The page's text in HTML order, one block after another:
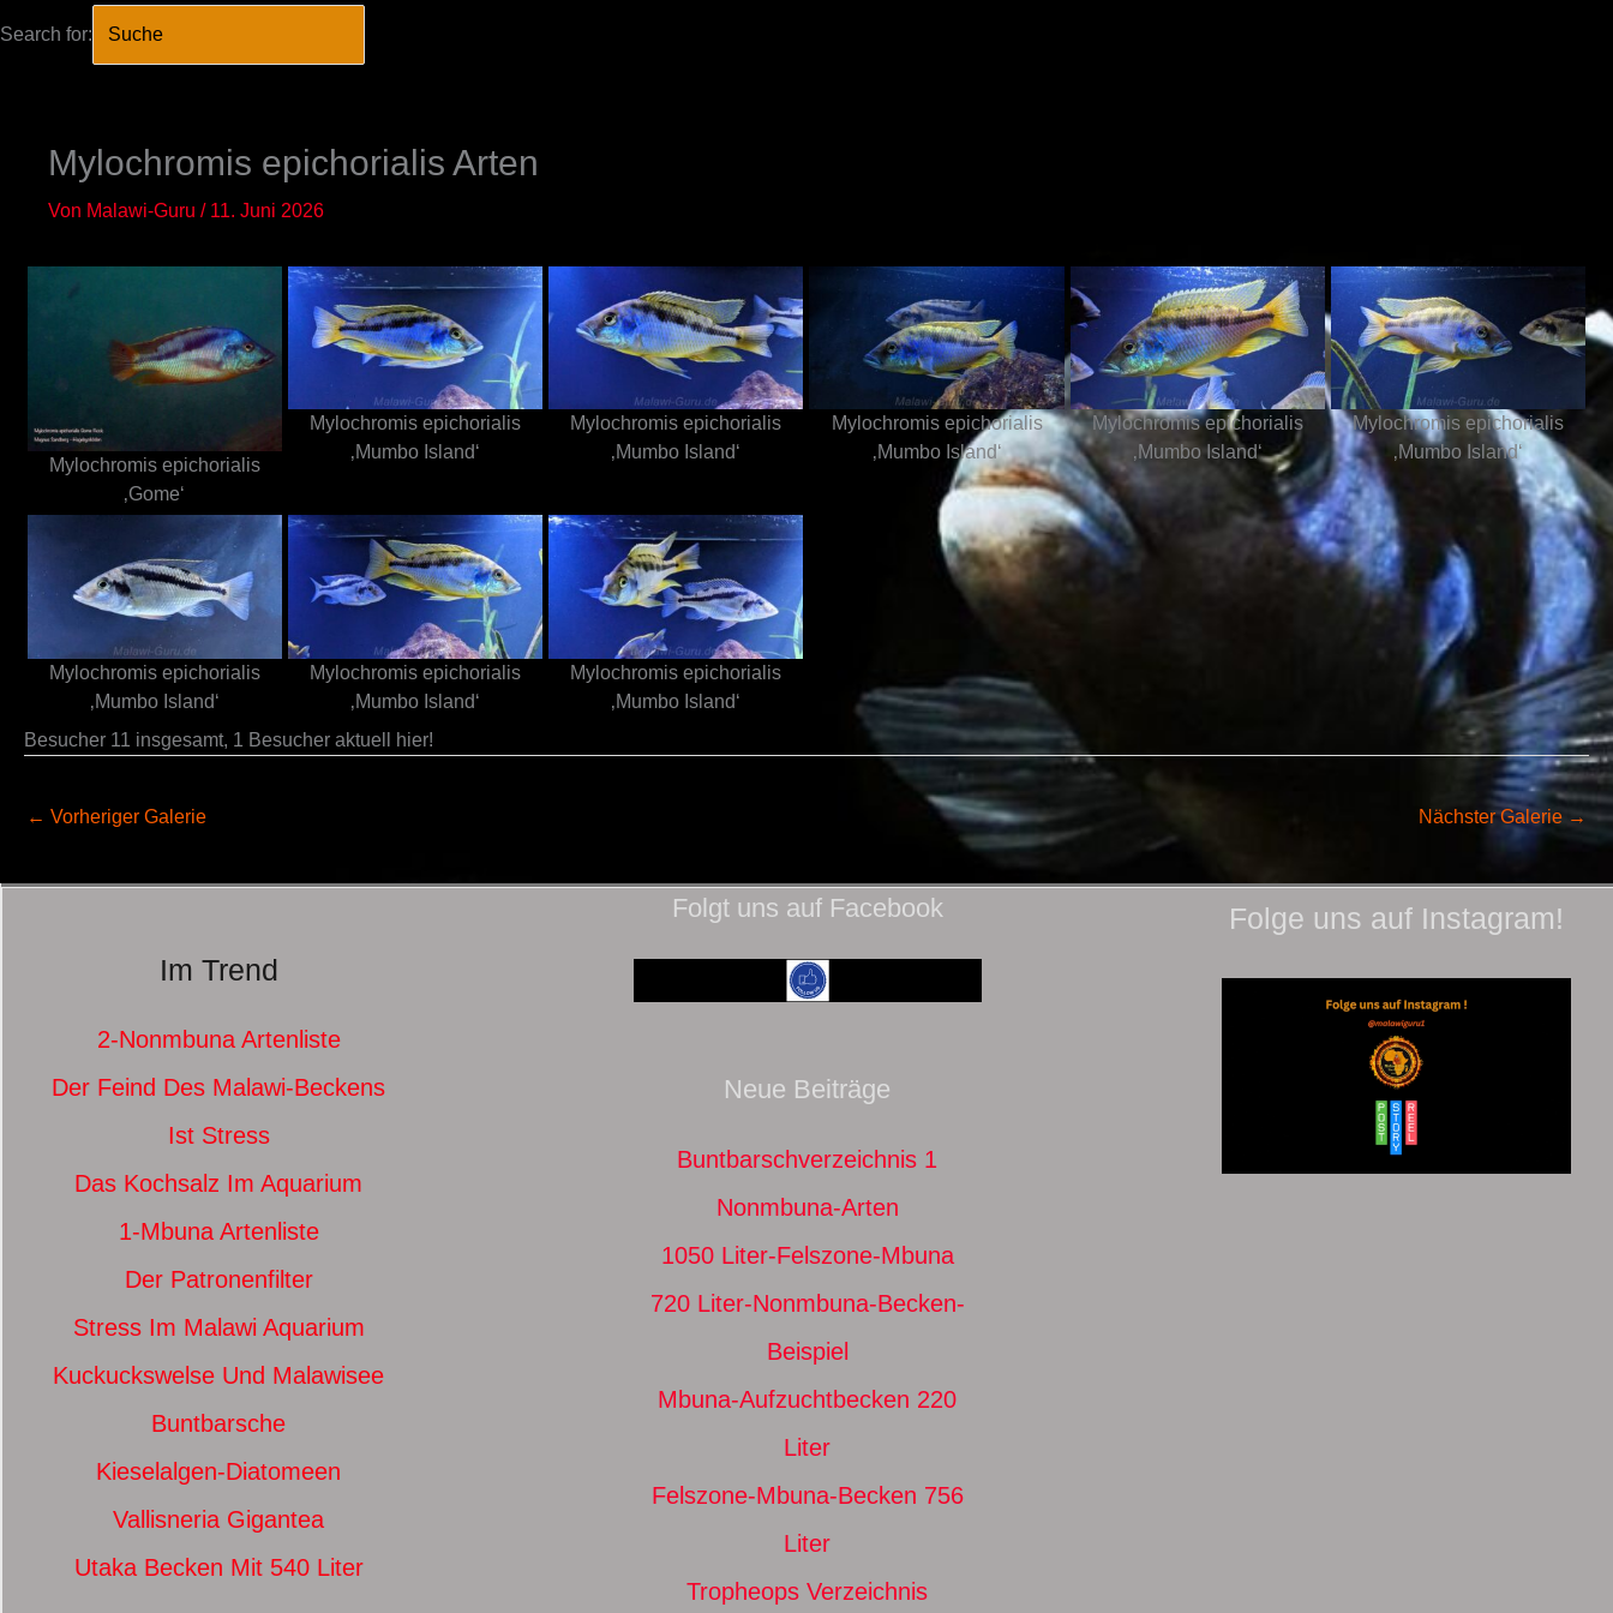
Search for:
Mylochromis epichorialis Arten
Von Malawi-Guru / 11. Juni 2026
Mylochromis epichorialis
‚Gome‘
Mylochromis epichorialis
‚Mumbo Island‘
Mylochromis epichorialis
‚Mumbo Island‘
Mylochromis epichorialis
‚Mumbo Island‘
Mylochromis epichorialis
‚Mumbo Island‘
Mylochromis epichorialis
‚Mumbo Island‘
Mylochromis epichorialis
‚Mumbo Island‘
Mylochromis epichorialis
‚Mumbo Island‘
Mylochromis epichorialis
‚Mumbo Island‘
Besucher 11 insgesamt, 1 Besucher aktuell hier!
← Vorheriger Galerie Nächster Galerie →
Im Trend
2-Nonmbuna Artenliste
Der Feind Des Malawi-Beckens
Ist Stress
Das Kochsalz Im Aquarium
1-Mbuna Artenliste
Der Patronenfilter
Stress Im Malawi Aquarium
Kuckuckswelse Und Malawisee
Buntbarsche
Kieselalgen-Diatomeen
Vallisneria Gigantea
Utaka Becken Mit 540 Liter
Folgt uns auf Facebook
Neue Beiträge
Buntbarschverzeichnis 1
Nonmbuna-Arten
1050 Liter-Felszone-Mbuna
720 Liter-Nonmbuna-Becken-
Beispiel
Mbuna-Aufzuchtbecken 220
Liter
Felszone-Mbuna-Becken 756
Liter
Tropheops Verzeichnis
Folge uns auf Instagram!